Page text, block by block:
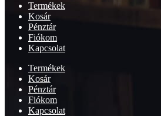
Termékek
Kosár
Pénztár
Fiókom
Kapcsolat
Termékek
Kosár
Pénztár
Fiókom
Kapcsolat